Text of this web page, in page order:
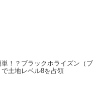
！？ブラックホライズン（ブ
で土地レベル8を占領